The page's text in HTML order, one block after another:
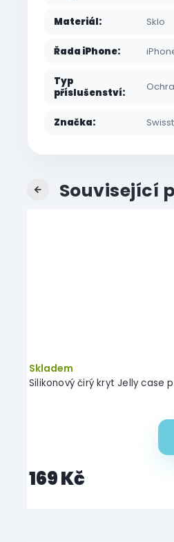
Materiál: Sklo
Řada iPhone:
Typ
příslušenství:
Značka:
Související
Previous
Silikonový čirý kryt Jelly case
Skladem
169 Kč